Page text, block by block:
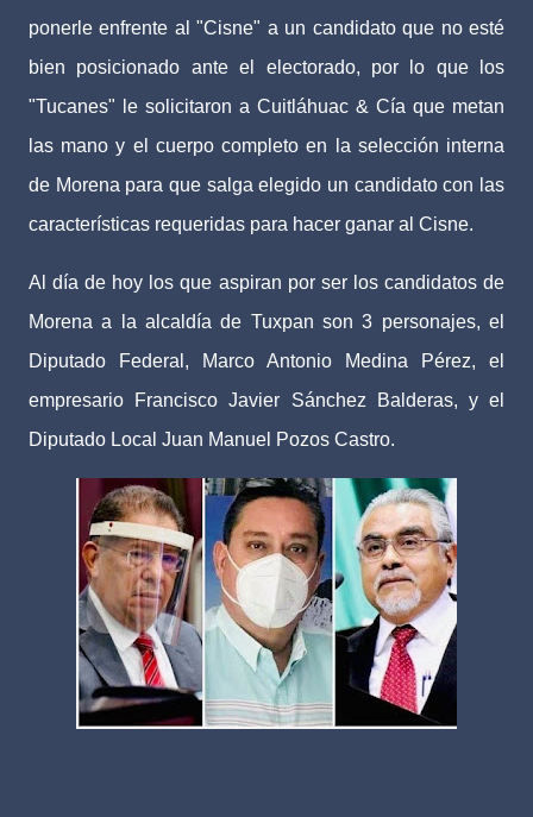
ponerle enfrente al "Cisne" a un candidato que no esté
bien posicionado ante el electorado, por lo que los
"Tucanes" le solicitaron a Cuitláhuac & Cía que metan
las mano y el cuerpo completo en la selección interna
de Morena para que salga elegido un candidato con las
características requeridas para hacer ganar al Cisne.
Al día de hoy los que aspiran por ser los candidatos de
Morena a la alcaldía de Tuxpan son 3 personajes, el
Diputado Federal, Marco Antonio Medina Pérez, el
empresario Francisco Javier Sánchez Balderas, y el
Diputado Local Juan Manuel Pozos Castro.